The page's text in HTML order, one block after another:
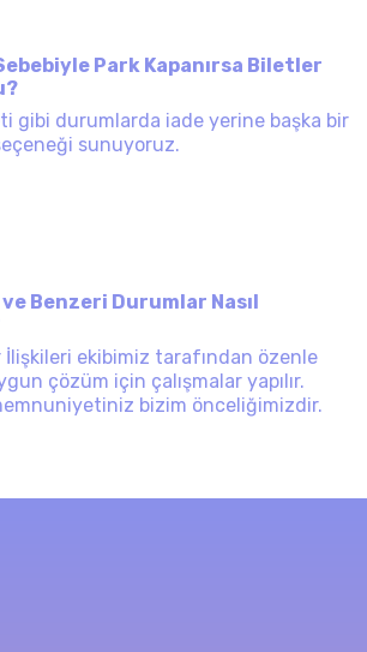
Park Kapanırsa Biletler
gibi durumlarda iade yerine başka bir
sunuyoruz.
Benzeri Durumlar Nasıl
İlişkileri ekibimiz tarafından özenle
çözüm için çalışmalar yapılır.
bizim önceliğimizdir.